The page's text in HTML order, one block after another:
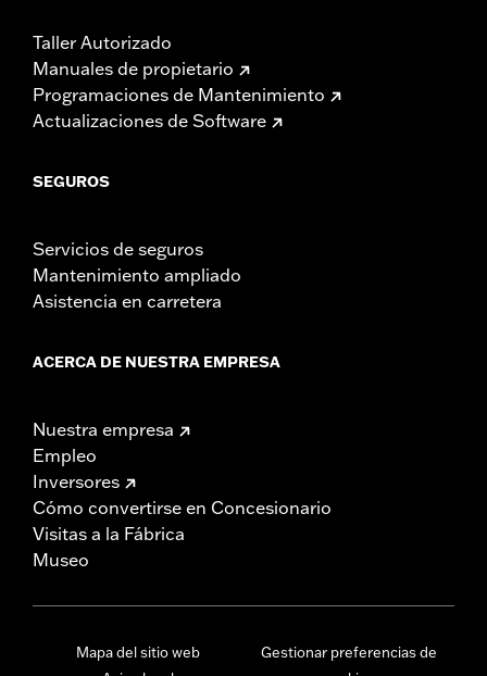
Taller Autorizado
Manuales de propietario
Programaciones de Mantenimiento
Actualizaciones de Software
SEGUROS
Servicios de seguros
Mantenimiento ampliado
Asistencia en carretera
ACERCA DE NUESTRA EMPRESA
Nuestra empresa
Empleo
Inversores
Cómo convertirse en Concesionario
Visitas a la Fábrica
Museo
Mapa del sitio web
Gestionar preferencias de